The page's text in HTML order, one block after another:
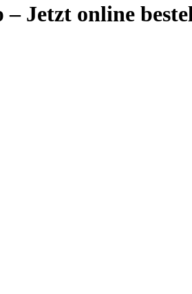
– Jetzt online